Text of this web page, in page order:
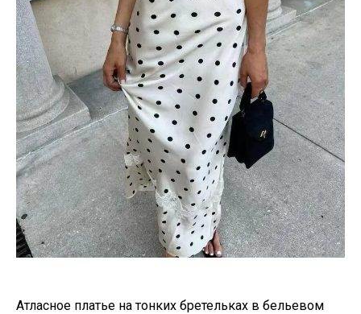
Атласное платье на тонких бретельках в бельевом